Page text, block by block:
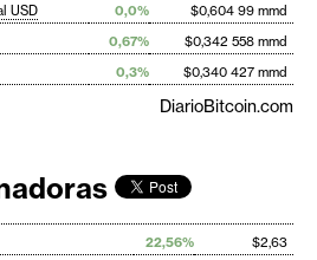
USD 0,0%
$0,604 99 mmd
0,67%
$0,342 558 mmd
0,3% $0,340 427 mmd
DiarioBitcoin.com
22,56%
$2,63